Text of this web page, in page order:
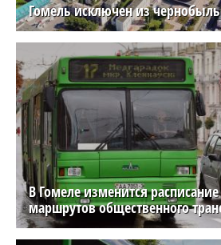
Гомель исключен из
В Гомеле изменится
маршрутов общественного